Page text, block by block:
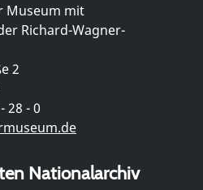
Museum mit
Richard-Wagner-
2
28 - 0
Nationalarchiv